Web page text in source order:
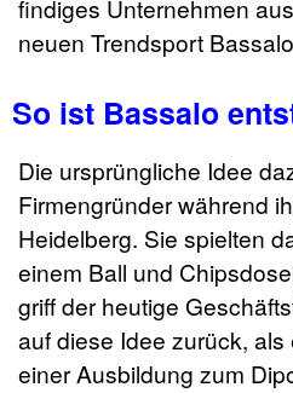
findiges Unternehmen
neuen Trendsport
So ist Bassalo
Die ursprüngliche Idee
Firmengründer während
Heidelberg. Sie spielten
einem Ball und
griff der heutige
auf diese Idee zurück,
einer Ausbildung zum